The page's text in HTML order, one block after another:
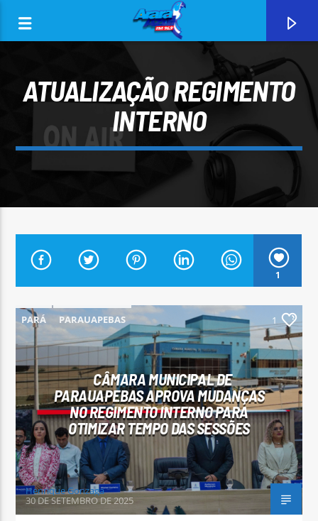
CURRENT TRACK
ARARA AZUL FM 96,9
Arara Azul FM
ATUALIZAÇÃO REGIMENTO
INTERNO
1
PARÁ PARAUAPEBAS 1
CÂMARA MUNICIPAL DE
PARAUAPEBAS APROVA MUDANÇAS
NO REGIMENTO INTERNO PARA
OTIMIZAR TEMPO DAS SESSÕES
Henrique Gonzaga
30 DE SETEMBRO DE 2025